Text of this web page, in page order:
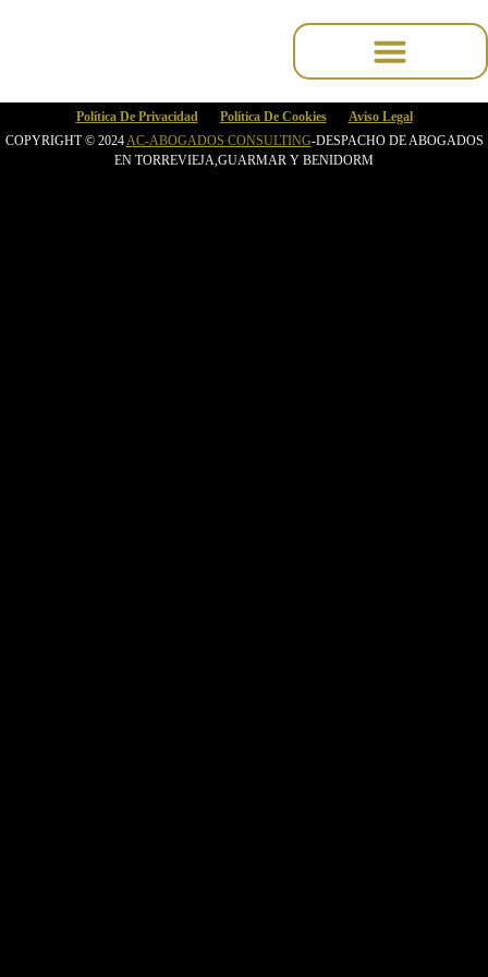
Política De Privacidad Política De Cookies
Aviso Legal
COPYRIGHT © 2024AC-ABOGADOS CONSULTING-DESPACHO DE ABOGADOS
EN TORREVIEJA,GUARMAR Y BENIDORM